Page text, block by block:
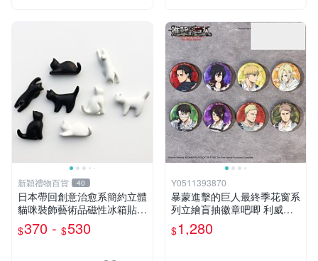
新穎禮物百貨 40
日本帶回創意治愈系簡約立體
貓咪裝飾藝術品磁性冰箱貼收
藏伴手禮
$370 - $530
Y0511393870
暴蒙進擊的巨人最終季花窗系
列立繪盲抽徽章吧唧 利威爾
官谷
$1,280